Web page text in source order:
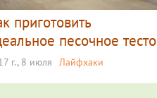
приготовить
песочное тесто
г., 8 июля Лайфхаки